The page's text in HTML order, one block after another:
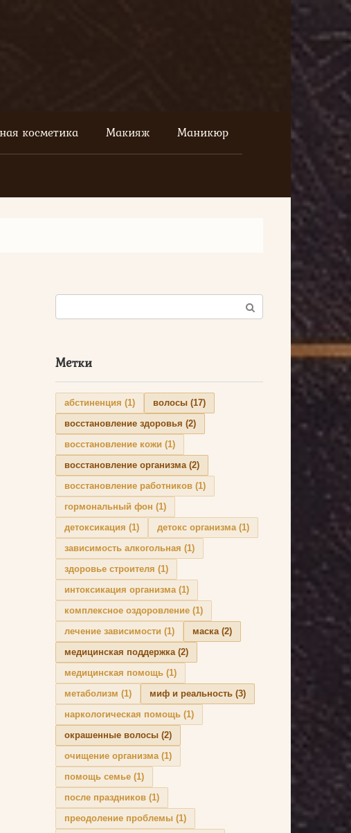
косметика Макияж Маникюр
Поиск:
Метки
абстиненция (1) волосы (17)
восстановление здоровья (2)
восстановление кожи (1)
восстановление организма(2)
восстановление работников (1)
гормональный фон (1)
детоксикация (1) детокс организма(1)
зависимость алкогольная (1)
здоровье строителя (1)
интоксикация организма(1)
комплексное оздоровление (1)
лечение зависимости (1) маска(2)
медицинская поддержка(2)
медицинская помощь (1)
метаболизм (1) миф и реальность (3)
наркологическая помощь (1)
окрашенные волосы (2)
очищение организма(1)
помощь семье (1)
после праздников (1)
преодоление проблемы (1)